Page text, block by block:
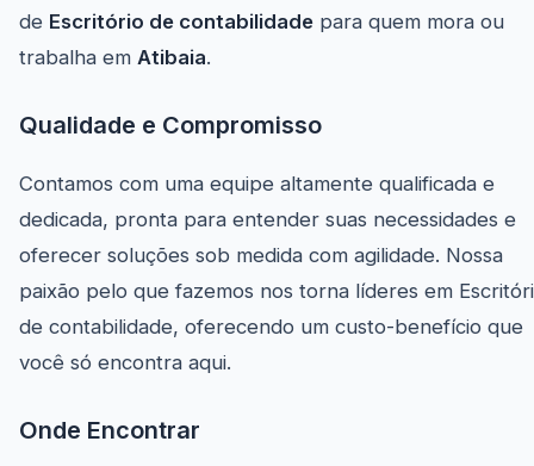
de Escritório de contabilidade para quem mora ou
trabalha em Atibaia.
Qualidade e Compromisso
Contamos com uma equipe altamente qualificada e
dedicada, pronta para entender suas necessidades e
oferecer soluções sob medida com agilidade. Nossa
paixão pelo que fazemos nos torna líderes em
de contabilidade, oferecendo um custo-benefício que
você só encontra aqui.
Onde Encontrar